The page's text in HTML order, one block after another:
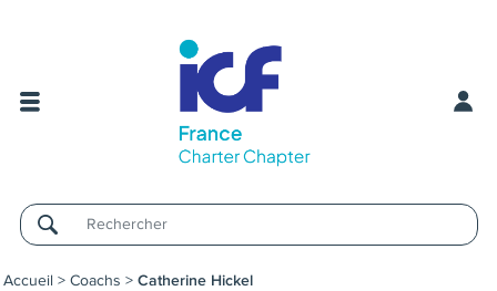
Username
Accueil > Coachs > Catherine Hickel